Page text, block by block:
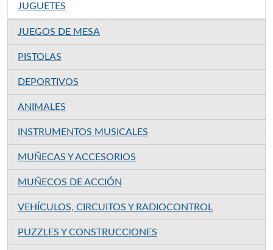
JUGUETES
JUEGOS DE MESA
PISTOLAS
DEPORTIVOS
ANIMALES
INSTRUMENTOS MUSICALES
MUÑECAS Y ACCESORIOS
MUÑECOS DE ACCIÓN
VEHÍCULOS, CIRCUITOS Y RADIOCONTROL
PUZZLES Y CONSTRUCCIONES